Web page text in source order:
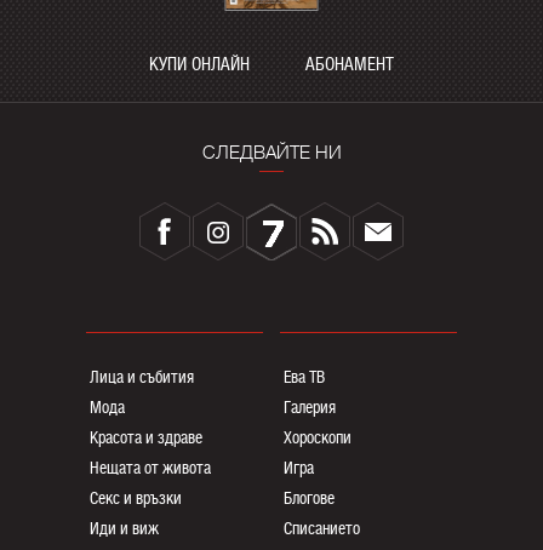
КУПИ ОНЛАЙН АБОНАМЕНТ
СЛЕДВАЙТЕ НИ
Лица и събития
Мода
Красота и здраве
Нещата от живота
Секс и връзки
Иди и виж
Ева ТВ
Галерия
Хороскопи
Игра
Блогoве
Списанието